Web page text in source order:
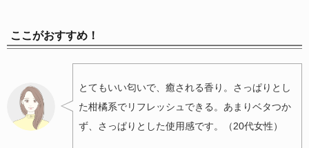
ここがおすすめ！
とてもいい匂いで、癒される香り。さっぱりとし
た柑橘系でリフレッシュできる。あまりベタつか
ず、さっぱりとした使用感です。（20代女性）